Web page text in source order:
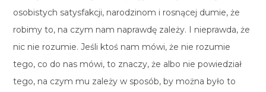
osobistych satysfakcji, narodzinom i rosnącej dumie, że
robimy to, na czym nam naprawdę zależy. I nieprawda, że
nic nie rozumie. Jeśli ktoś nam mówi, że nie rozumie
tego, co do nas mówi, to znaczy, że albo nie powiedział
tego, na czym mu zależy w sposób, by można było to